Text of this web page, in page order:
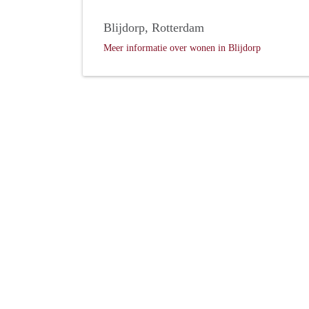
Blijdorp, Rotterdam
Meer informatie over wonen in Blijdorp